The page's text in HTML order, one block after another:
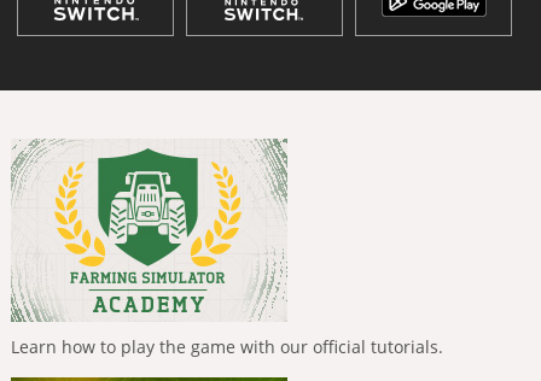
Learn how to play the game with our official tutorials.